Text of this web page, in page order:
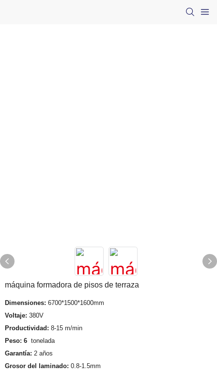
máquina formadora de pisos de terraza
Dimensiones: 6700*1500*1600mm
Voltaje: 380V
Productividad: 8-15 m/min
Peso: 6 tonelada
Garantía: 2 años
Grosor del laminado: 0.8-1.5mm